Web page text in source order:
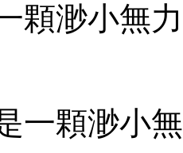
顆渺小無
一顆渺小